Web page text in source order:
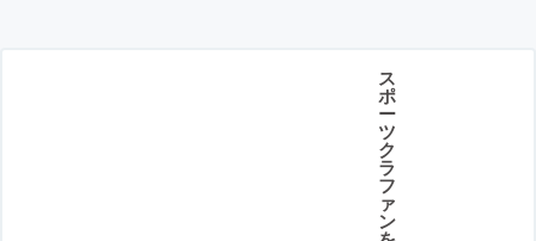
ス
ポ
ー
ツ
ク
ラ
フ
ァ
ン